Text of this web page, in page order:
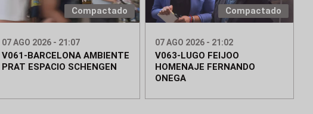
Compactado
07 AGO 2026 - 21:07
V061-BARCELONA AMBIENTE
PRAT ESPACIO SCHENGEN
Compactado
07 AGO 2026 - 21:02
V063-LUGO FEIJOO
HOMENAJE FERNANDO
ONEGA